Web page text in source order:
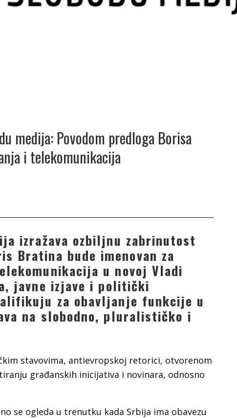
medija: Povodom predloga Borisa
i telekomunikacija
izražava ozbiljnu zabrinutost
Bratina bude imenovan za
u novoj Vladi
javne izjave i politički
za obavljanje funkcije u
na slobodno, pluralističko i
stavovima, antievropskoj retorici, otvorenom
građanskih inicijativa i novinara, odnosno
se ogleda u trenutku kada Srbija ima obavezu